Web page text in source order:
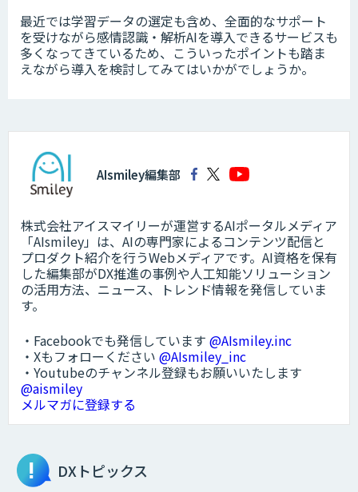
最近では学習データの選定も含め、全面的なサポート
を受けながら感情認識・解析AIを導入できるサービスも
多くなってきているため、こういったポイントも踏ま
えながら導入を検討してみてはいかがでしょうか。
AIsmiley編集部
株式会社アイスマイリーが運営するAIポータルメディア
「AIsmiley」は、AIの専門家によるコンテンツ配信と
プロダクト紹介を行うWebメディアです。AI資格を保有
した編集部がDX推進の事例や人工知能ソリューション
の活用方法、ニュース、トレンド情報を発信していま
す。
・Facebookでも発信しています @AIsmiley.inc
・Xもフォローください @AIsmiley_inc
・Youtubeのチャンネル登録もお願いいたします
@aismiley
メルマガに登録する
DXトピックス